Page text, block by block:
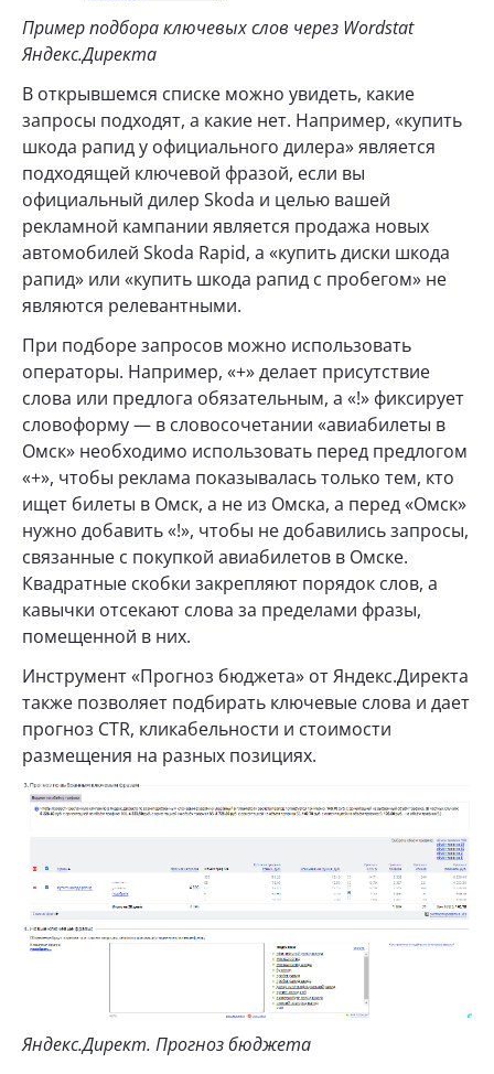
Пример подбора ключевых слов через Wordstat
Яндекс.Директа
В открывшемся списке можно увидеть, какие
запросы подходят, а какие нет. Например, «купить
шкода рапид у официального дилера» является
подходящей ключевой фразой, если вы
официальный дилер Skoda и целью вашей
рекламной кампании является продажа новых
автомобилей Skoda Rapid, а «купить диски шкода
рапид» или «купить шкода рапид с пробегом» не
являются релевантными.
При подборе запросов можно использовать
операторы. Например, «+» делает присутствие
слова или предлога обязательным, а «!» фиксирует
словоформу — в словосочетании «авиабилеты в
Омск» необходимо использовать перед предлогом
«+», чтобы реклама показывалась только тем, кто
ищет билеты в Омск, а не из Омска, а перед «Омск»
нужно добавить «!», чтобы не добавились запросы,
связанные с покупкой авиабилетов в Омске.
Квадратные скобки закрепляют порядок слов, а
кавычки отсекают слова за пределами фразы,
помещенной в них.
Инструмент «Прогноз бюджета» от Яндекс.Директа
также позволяет подбирать ключевые слова и дает
прогноз CTR, кликабельности и стоимости
размещения на разных позициях.
Яндекс.Директ. Прогноз бюджета